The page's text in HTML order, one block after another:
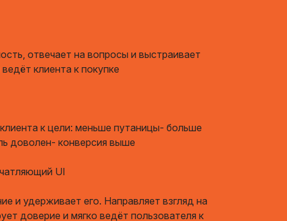
отвечает на вопросы и выстраивает
клиента к покупке
к цели: меньше путаницы- больше
доволен- конверсия выше
UI
и удерживает его. Направляет взгляд на
доверие и мягко ведёт пользователя к